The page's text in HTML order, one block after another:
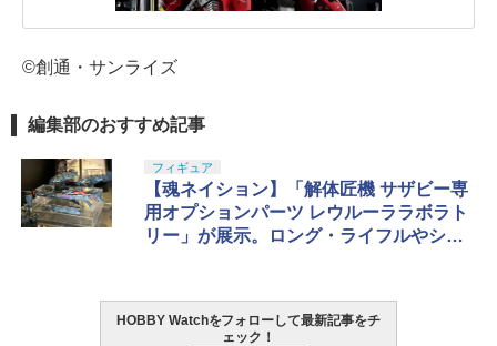
©創通・サンライズ
編集部のおすすめ記事
フィギュア
【魂ネイション】「解体匠機 サザビー専
用オプションパーツ レウルーララボラト
リー」が展示。ロング・ライフルやシャ
HOBBY Watchをフォローして最新記事をチ
ェック！